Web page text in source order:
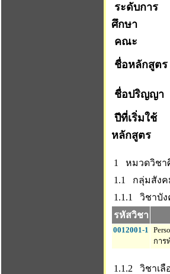
ระดับการ
ศึกษา
คณะ
ชื่อหลักสูตร
ชื่อปริญญา
ปีที่เริ่มใช้
หลักสูตร
1 หมวดวิชา
1.1 กลุ่มสัง
1.1.1 วิชาบัง
รหัสวิชา
0012001-1
กา
1.1.2 วิชาเ